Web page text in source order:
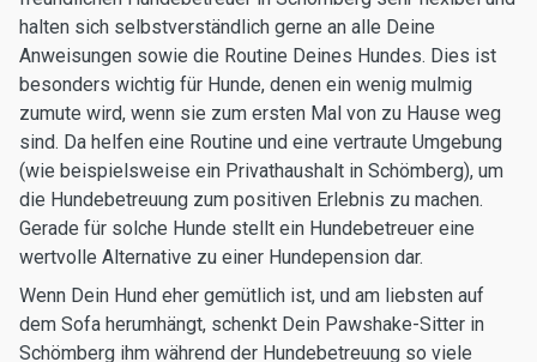
halten sich selbstverständlich gerne an alle Deine
Anweisungen sowie die Routine Deines Hundes. Dies ist
besonders wichtig für Hunde, denen ein wenig mulmig
zumute wird, wenn sie zum ersten Mal von zu Hause weg
sind. Da helfen eine Routine und eine vertraute Umgebung
(wie beispielsweise ein Privathaushalt in Schömberg), um
die Hundebetreuung zum positiven Erlebnis zu machen.
Gerade für solche Hunde stellt ein Hundebetreuer eine
wertvolle Alternative zu einer Hundepension dar.
Wenn Dein Hund eher gemütlich ist, und am liebsten auf
dem Sofa herumhängt, schenkt Dein Pawshake-Sitter in
Schömberg ihm während der Hundebetreuung so viele